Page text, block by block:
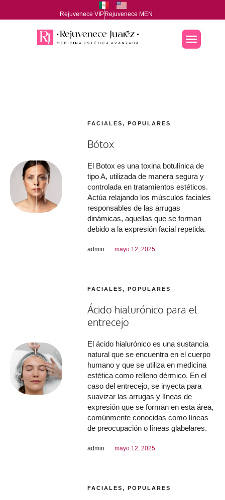
Rejuvenece VIPRejuvenece MEN
FACIALES,POPULARES
Bótox
El Botox es una toxina botulínica de
tipo A, utilizada de manera segura y
controlada en tratamientos estéticos.
Actúa relajando los músculos faciales
responsables de las arrugas
dinámicas, aquellas que se forman
debido a la expresión facial repetida.
admin mayo 12, 2025
FACIALES,POPULARES
Ácido hialurónico para el
entrecejo
El ácido hialurónico es una sustancia
natural que se encuentra en el cuerpo
humano y que se utiliza en medicina
estética como relleno dérmico. En el
caso del entrecejo, se inyecta para
suavizar las arrugas y líneas de
expresión que se forman en esta área,
comúnmente conocidas como líneas
de preocupación o líneas glabelares.
admin mayo 12, 2025
FACIALES,POPULARES